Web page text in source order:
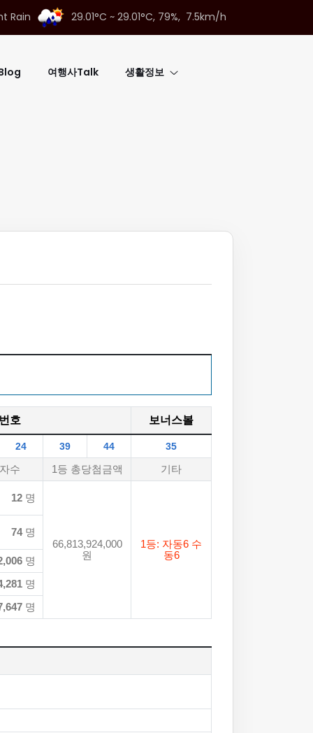
Rain 29.01°C ~ 29.01°C, 79%, 7.5km/h
여행사Talk 생활정보
호 보너스볼
24 39 44 35
수 1등 총당첨금액 기타
12 명
66,813,924,000
원
1등: 자동6 수
동6
74명
명
명
명